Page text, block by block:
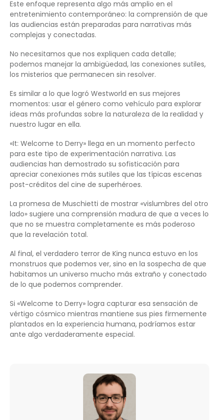
Este enfoque representa algo más amplio en el
entretenimiento contemporáneo: la comprensión de que
las audiencias están preparadas para narrativas más
complejas y conectadas.
No necesitamos que nos expliquen cada detalle;
podemos manejar la ambigüedad, las conexiones sutiles,
los misterios que permanecen sin resolver.
Es similar a lo que logró Westworld en sus mejores
momentos: usar el género como vehículo para explorar
ideas más profundas sobre la naturaleza de la realidad y
nuestro lugar en ella.
«It: Welcome to Derry» llega en un momento perfecto
para este tipo de experimentación narrativa. Las
audiencias han demostrado su sofisticación para
apreciar conexiones más sutiles que las típicas escenas
post-créditos del cine de superhéroes.
La promesa de Muschietti de mostrar «vislumbres del otro
lado» sugiere una comprensión madura de que a veces lo
que no se muestra completamente es más poderoso
que la revelación total.
Al final, el verdadero terror de King nunca estuvo en los
monstruos que podemos ver, sino en la sospecha de que
habitamos un universo mucho más extraño y conectado
de lo que podemos comprender.
Si «Welcome to Derry» logra capturar esa sensación de
vértigo cósmico mientras mantiene sus pies firmemente
plantados en la experiencia humana, podríamos estar
ante algo verdaderamente especial.